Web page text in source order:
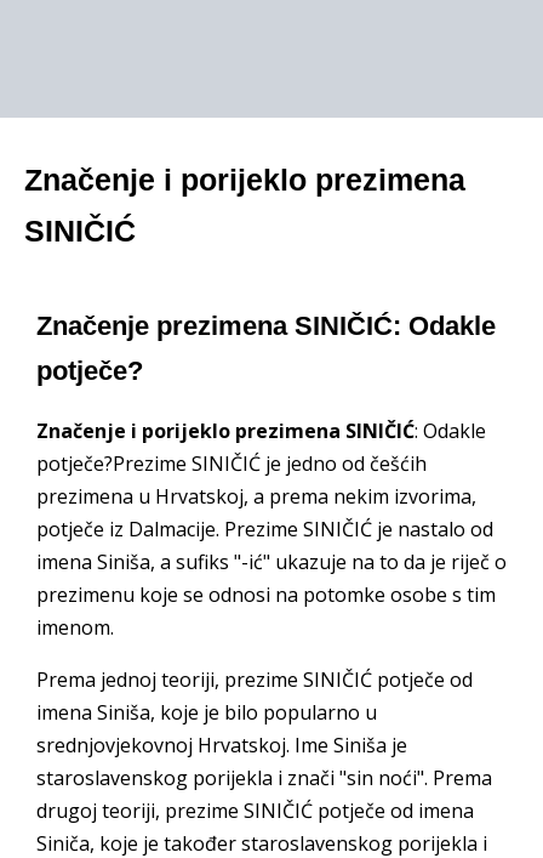
Značenje i porijeklo prezimena
SINIČIĆ
Značenje prezimena SINIČIĆ: Odakle
potječe?
Značenje i porijeklo prezimena SINIČIĆ: Odakle
potječe?Prezime SINIČIĆ je jedno od češćih
prezimena u Hrvatskoj, a prema nekim izvorima,
potječe iz Dalmacije. Prezime SINIČIĆ je nastalo od
imena Siniša, a sufiks "-ić" ukazuje na to da je riječ o
prezimenu koje se odnosi na potomke osobe s tim
imenom.
Prema jednoj teoriji, prezime SINIČIĆ potječe od
imena Siniša, koje je bilo popularno u
srednjovjekovnoj Hrvatskoj. Ime Siniša je
staroslavenskog porijekla i znači "sin noći". Prema
drugoj teoriji, prezime SINIČIĆ potječe od imena
Siniča, koje je također staroslavenskog porijekla i